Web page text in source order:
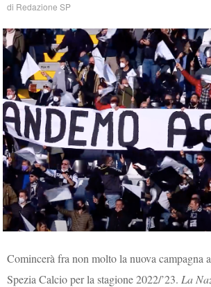
di Redazione SP
Comincerà fra non molto la nuova campagna
Spezia Calcio per la stagione 2022/’23. La